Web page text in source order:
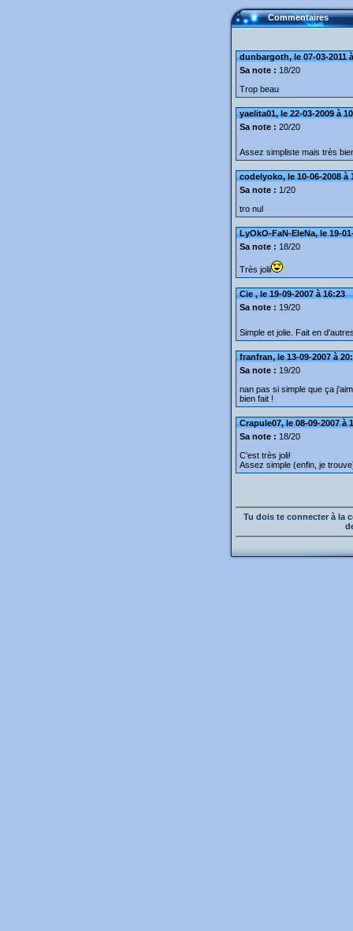
Commentaires
dunbargoth, le 07-03-2011
Sa note : 18/20
Trop beau
yaelita01, le 22-03-2009 à
Sa note : 20/20
Assez simpliste mais très
codelyoko, le 10-06-2008 à
Sa note : 1/20
tro nul
LyOkO-FaN-EleNa, le 19-
Sa note : 18/20
Très jolii
Cie , le 19-09-2007 à 16:23
Sa note : 19/20
Simple et jolie. Fait en
franfran, le 13-09-2007 à
Sa note : 19/20
nan pas si simple que ça
bien fait !
Crapule07, le 08-09-2007 à
Sa note : 18/20
C'est très joli!
Assez simple (enfin, je
Tu dois te connecter à la